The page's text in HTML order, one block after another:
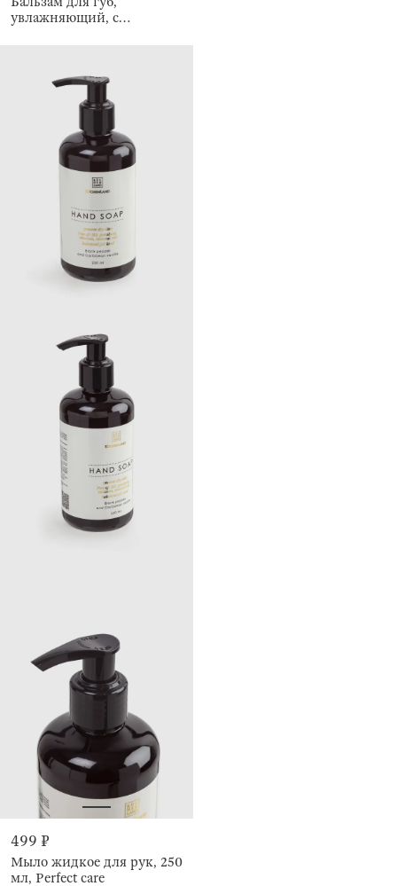
увлажняющий, с
499 ₽
Мыло жидкое для рук, 250
мл, Perfect care